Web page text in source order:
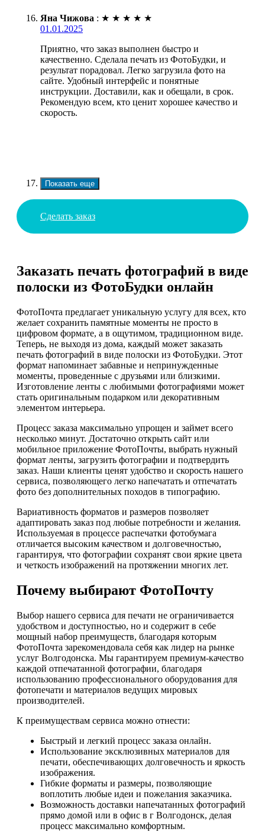
Яна Чижова : ★ ★ ★ ★ ★
01.01.2025
Приятно, что заказ выполнен быстро и
качественно. Сделала печать из ФотоБудки, и
результат порадовал. Легко загрузила фото на
сайте. Удобный интерфейс и понятные
инструкции. Доставили, как и обещали, в срок.
Рекомендую всем, кто ценит хорошее качество и
скорость.
Показать еще
Сделать заказ
Заказать печать фотографий в виде
полоски из ФотоБудки онлайн
ФотоПочта предлагает уникальную услугу для всех, кто
желает сохранить памятные моменты не просто в
цифровом формате, а в ощутимом, традиционном виде.
Теперь, не выходя из дома, каждый может заказать
печать фотографий в виде полоски из ФотоБудки. Этот
формат напоминает забавные и непринужденные
моменты, проведенные с друзьями или близкими.
Изготовление ленты с любимыми фотографиями может
стать оригинальным подарком или декоративным
элементом интерьера.
Процесс заказа максимально упрощен и займет всего
несколько минут. Достаточно открыть сайт или
мобильное приложение ФотоПочты, выбрать нужный
формат ленты, загрузить фотографии и подтвердить
заказ. Наши клиенты ценят удобство и скорость нашего
сервиса, позволяющего легко напечатать и отпечатать
фото без дополнительных походов в типографию.
Вариативность форматов и размеров позволяет
адаптировать заказ под любые потребности и желания.
Используемая в процессе распечатки фотобумага
отличается высоким качеством и долговечностью,
гарантируя, что фотографии сохранят свои яркие цвета
и четкость изображений на протяжении многих лет.
Почему выбирают ФотоПочту
Выбор нашего сервиса для печати не ограничивается
удобством и доступностью, но и содержит в себе
мощный набор преимуществ, благодаря которым
ФотоПочта зарекомендовала себя как лидер на рынке
услуг Волгодонска. Мы гарантируем премиум-качество
каждой отпечатанной фотографии, благодаря
использованию профессионального оборудования для
фотопечати и материалов ведущих мировых
производителей.
К преимуществам сервиса можно отнести:
Быстрый и легкий процесс заказа онлайн.
Использование эксклюзивных материалов для
печати, обеспечивающих долговечность и яркость
изображения.
Гибкие форматы и размеры, позволяющие
воплотить любые идеи и пожелания заказчика.
Возможность доставки напечатанных фотографий
прямо домой или в офис в г Волгодонск, делая
процесс максимально комфортным.